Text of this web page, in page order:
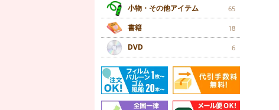
小物・その他アイテム 65
書籍 18
DVD 6